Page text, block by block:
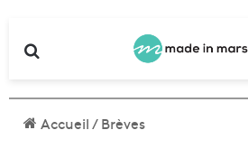
Accueil/Brèves